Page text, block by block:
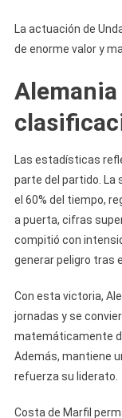
La actuación de
de enorme valor y
Las estadísticas
parte del partido. La
el 60% del tiempo,
a puerta, cifras
compitió con
generar peligro tras
Con esta victoria,
jornadas y se
matemáticamente
Además, mantiene
refuerza su liderato.
Costa de Marfil